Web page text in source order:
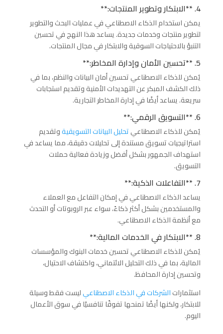
4. **الابتكار وتطوير المنتجات:**
يمكن استخدام الذكاء الاصطناعي في عمليات البحث والتطوير
لتطوير منتجات وخدمات جديدة. يساعد هذا النهج في تحسين
التنبؤ بالاحتياجات السوقية والابتكار في مجال المنتجات.
5. **تحسين الأمان وإدارة المخاطر:**
يُمكن للذكاء الاصطناعي تحسين أمان البيانات والنظم، بما في
ذلك الكشف المبكر عن التهديدات الأمنية وتقديم استجابات
سريعة. يساعد أيضًا في إدارة المخاطر التجارية.
6. **التسويق الرقمي:**
يُمكن للذكاء الاصطناعيتحليل البيانات التسويقيةوتقديم
استراتيجيات تسويق مستندة إلى تحليلات دقيقة، مما يساعد في
استهداف الجمهور بشكل أفضل وزيادة فعالية حملات
التسويق.
7. **التفاعلات الذكية:**
يساعد الذكاء الاصطناعي في إمكان التفاعل مع العملاء
والمستخدمين بشكل أكثر ذكاءً، سواء عبر الروبوتات أو التحدث
مع أنظمة الذكاء الاصطناعي.
8. **الابتكار في الخدمات المالية:**
يُمكن للذكاء الاصطناعي تحسين خدمات البنوك والمؤسسات
المالية، بما في ذلك التحليل الائتماني، واكتشاف الاحتيال،
وتحسين إدارة المحافظ.
استثماراتالشركات في الذكاء الاصطناعيليست فقط وسيلة
للابتكار، ولكنها أيضًا تمنحها تفوقًا تنافسيًا في سوق الأعمال
اليوم.